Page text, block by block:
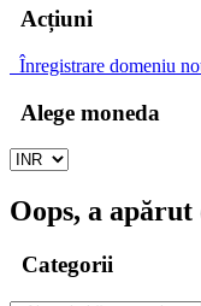
Acțiuni
Înregistrare domeniu
Alege moneda
Oops, a
Categorii